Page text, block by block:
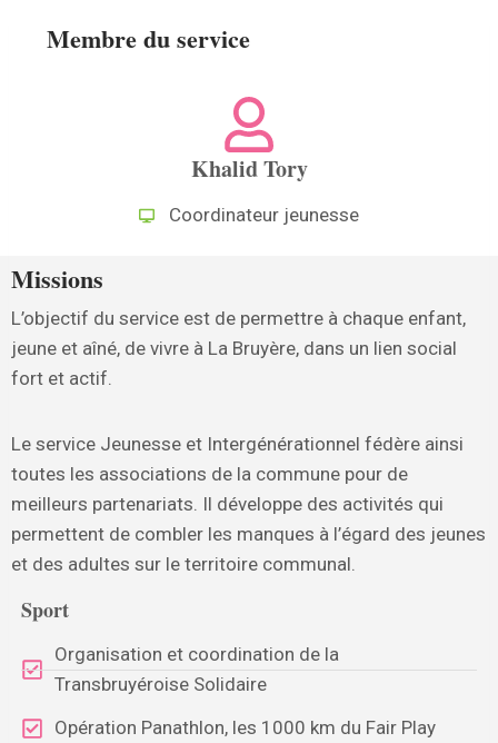
Membre du service
Khalid Tory
Coordinateur jeunesse
Missions
L’objectif du service est de permettre à chaque enfant,
jeune et aîné, de vivre à La Bruyère, dans un lien social
fort et actif.
Le service Jeunesse et Intergénérationnel fédère ainsi
toutes les associations de la commune pour de
meilleurs partenariats. Il développe des activités qui
permettent de combler les manques à l’égard des jeunes
et des adultes sur le territoire communal.
Sport
Organisation et coordination de la
Transbruyéroise Solidaire
Opération Panathlon, les 1000 km du Fair Play